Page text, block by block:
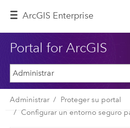
ArcGIS Enterprise
Portal for ArcGIS
Administrar
Proteger su portal
Configurar un entorno seguro